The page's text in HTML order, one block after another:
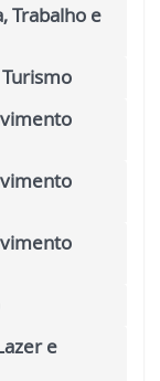
Trabalho e
e